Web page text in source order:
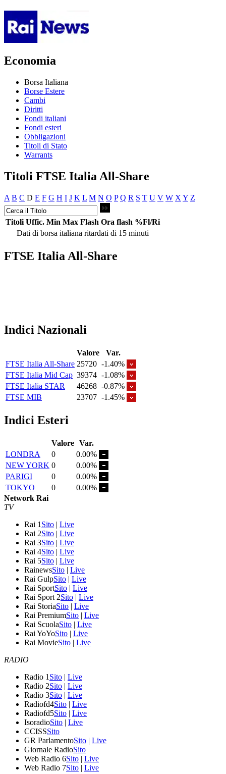
Economia
Borsa Italiana
Borse Estere
Cambi
Diritti
Fondi italiani
Fondi esteri
Obbligazioni
Titoli di Stato
Warrants
Titoli FTSE Italia All-Share
A B C D E F G H I J K L M N O P Q R S T U V W X Y Z
Titoli Uffic. Min Max Flash Ora flash %Fl/Ri
Dati di borsa italiana ritardati di 15 minuti
FTSE Italia All-Share
Indici Nazionali
Valore
Var.
FTSE Italia All-Share 25720 -1.40%
FTSE Italia Mid Cap 39374 -1.08%
FTSE Italia STAR
46268 -0.87%
FTSE MIB
23707 -1.45%
Indici Esteri
Valore Var.
LONDRA
0
0.00%
NEW YORK 0
0.00%
PARIGI
0
0.00%
TOKYO
0
0.00%
Network Rai
TV
Rai 1 Sito | Live
Rai 2Sito | Live
Rai 3Sito | Live
Rai 4Sito | Live
Rai 5Sito | Live
RainewsSito | Live
Rai GulpSito | Live
Rai SportSito | Live
Rai Sport 2Sito | Live
Rai StoriaSito | Live
Rai PremiumSito | Live
Rai ScuolaSito | Live
Rai YoYoSito | Live
Rai MovieSito | Live
RADIO
Radio 1 Sito | Live
Radio 2Sito | Live
Radio 3Sito | Live
Radiofd4Sito | Live
Radiofd5Sito | Live
IsoradioSito | Live
CCISSSito
GR ParlamentoSito | Live
Giornale RadioSito
Web Radio 6Sito | Live
Web Radio 7Sito | Live